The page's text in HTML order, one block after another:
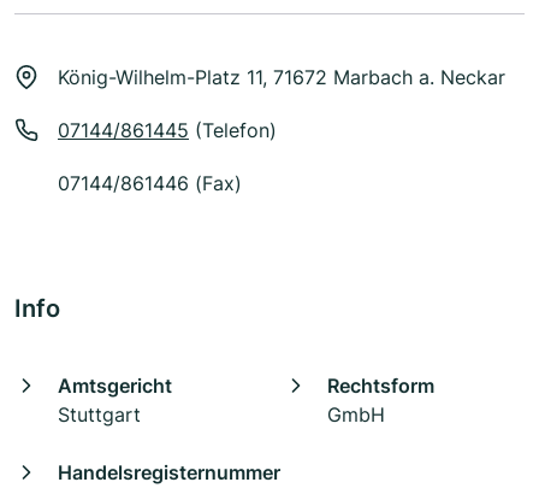
König-Wilhelm-Platz 11, 71672 Marbach a. Neckar
07144/861445 (Telefon)
07144/861446 (Fax)
Info
Amtsgericht
Stuttgart
Rechtsform
GmbH
Handelsregisternummer